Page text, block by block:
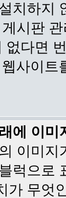
치하지
시판
없다면
사이
에 이미
이미
럭으로
가 무엇